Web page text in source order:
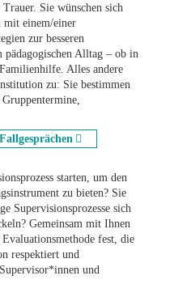
Sie wünschen sich
mit einem/einer
zur besseren
Alltag – ob in
Alles andere
zu: Sie bestimmen
starten, um den
zu bieten? Sie
Supervisionsprozesse sich
Gemeinsam mit Ihnen
fest, die
respektiert und
und